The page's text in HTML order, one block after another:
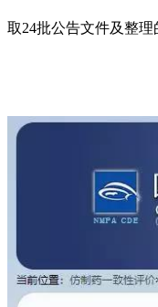
取24批公告文件及整理